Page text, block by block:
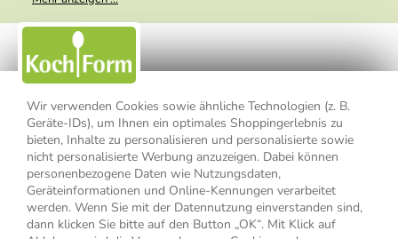
Wir verwenden Cookies sowie ähnliche Technologien (z. B.
Geräte-IDs), um Ihnen ein optimales Shoppingerlebnis zu
bieten, Inhalte zu personalisieren und personalisierte sowie
nicht personalisierte Werbung anzuzeigen. Dabei können
personenbezogene Daten wie Nutzungsdaten,
Geräteinformationen und Online-Kennungen verarbeitet
werden. Wenn Sie mit der Datennutzung einverstanden sind,
dann klicken Sie bitte auf den Button „OK“. Mit Klick auf
weitergegeben. Zu statistischen Zwecken wird in anonymer Form
nicht erkennbar, welche konkrete Person geklickt hat. Diese
Einwilligung zur Nutzung meiner E-Mail- Adresse für Werbezwecke
kann ich jederzeit mit Wirkung für die Zukunft widerrufen, indem ich
den Link "Abmelden" am Ende des Newsletters anklicke oder die
Option Newsletter im Mitgliederbereich deaktiviere. Die
Impressum Datenschutzerklärung
AGB
Widerrufsbelehrung
Widerrufsformular
Vertrag widerrufen